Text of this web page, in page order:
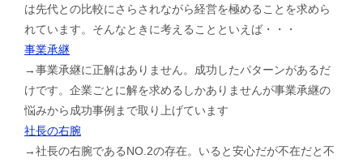
は先代との比較にさらされながら経営を極めることを求めら
れています。そんなときに考えることといえば・・・
事業承継
→事業承継に正解はありません。成功したパターンがあるだ
けです。企業ごとに解を求めるしかありませんが事業承継の
悩みから成功事例まで取り上げています
社長の右腕
→社長の右腕であるNO.2の存在。いると安心だが不在だと不